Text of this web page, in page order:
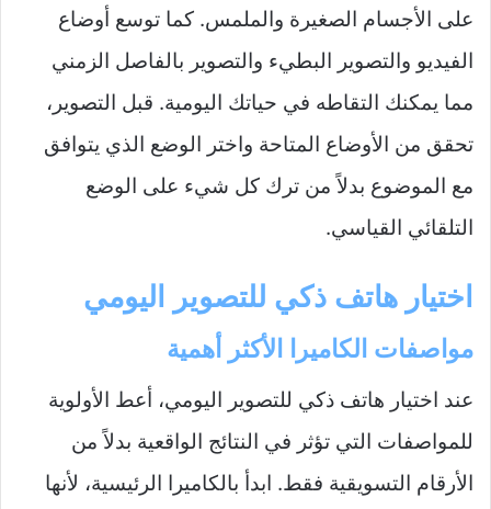
على الأجسام الصغيرة والملمس. كما توسع أوضاع
الفيديو والتصوير البطيء والتصوير بالفاصل الزمني
مما يمكنك التقاطه في حياتك اليومية. قبل التصوير،
تحقق من الأوضاع المتاحة واختر الوضع الذي يتوافق
مع الموضوع بدلاً من ترك كل شيء على الوضع
التلقائي القياسي.
اختيار هاتف ذكي للتصوير اليومي
مواصفات الكاميرا الأكثر أهمية
عند اختيار هاتف ذكي للتصوير اليومي، أعط الأولوية
للمواصفات التي تؤثر في النتائج الواقعية بدلاً من
الأرقام التسويقية فقط. ابدأ بالكاميرا الرئيسية، لأنها